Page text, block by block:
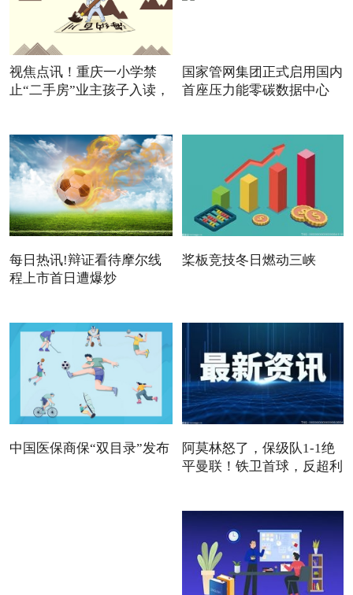
视焦点讯！重庆一小学禁
止“二手房”业主孩子入读，
国家管网集团正式启用国内
首座压力能零碳数据中心
每日热讯!辩证看待摩尔线
程上市首日遭爆炒
桨板竞技冬日燃动三峡
中国医保商保“双目录”发布
阿莫林怒了，保级队1-1绝
平曼联！铁卫首球，反超利